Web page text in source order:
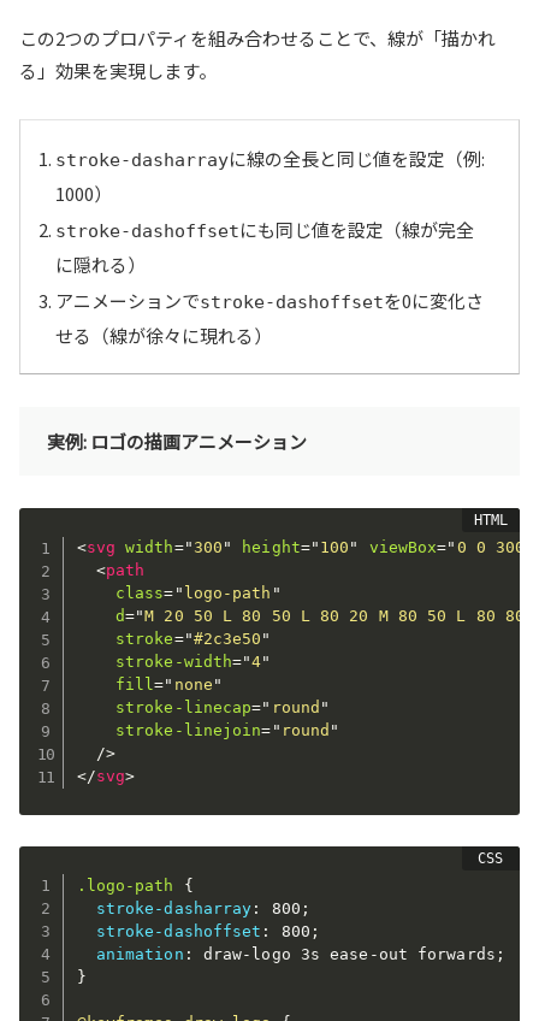
この2つのプロパティを組み合わせることで、線が「描かれ
る」効果を実現します。
stroke-dasharrayに線の全長と同じ値を設定（例:
1000）
stroke-dashoffsetにも同じ値を設定（線が完全
に隠れる）
アニメーションでstroke-dashoffsetを0に変化さ
せる（線が徐々に現れる）
実例: ロゴの描画アニメーション
<svg width=" 300 " height=" 100 " viewBox=" 0 0 300
<path
class= " logo-path "
d="M 20 50 L 80 50 L 80 20 M 80 50 L 80 80
stroke="#2c3e50 "
stroke-width="4"
fill=" none "
stroke-linecap=" round "
stroke-linejoin= " round "
/>
</svg>
.logo-path
{
stroke-dasharray : 800 ;
stroke-dashoffset : 800 ;
animation : draw-logo 3s ease-out forwards ;
}